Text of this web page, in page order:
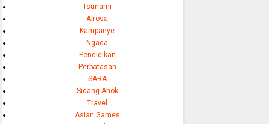
Tsunami
Alrosa
Kampanye
Ngada
Pendidikan
Perbatasan
SARA
Sidang Ahok
Travel
Asian Games